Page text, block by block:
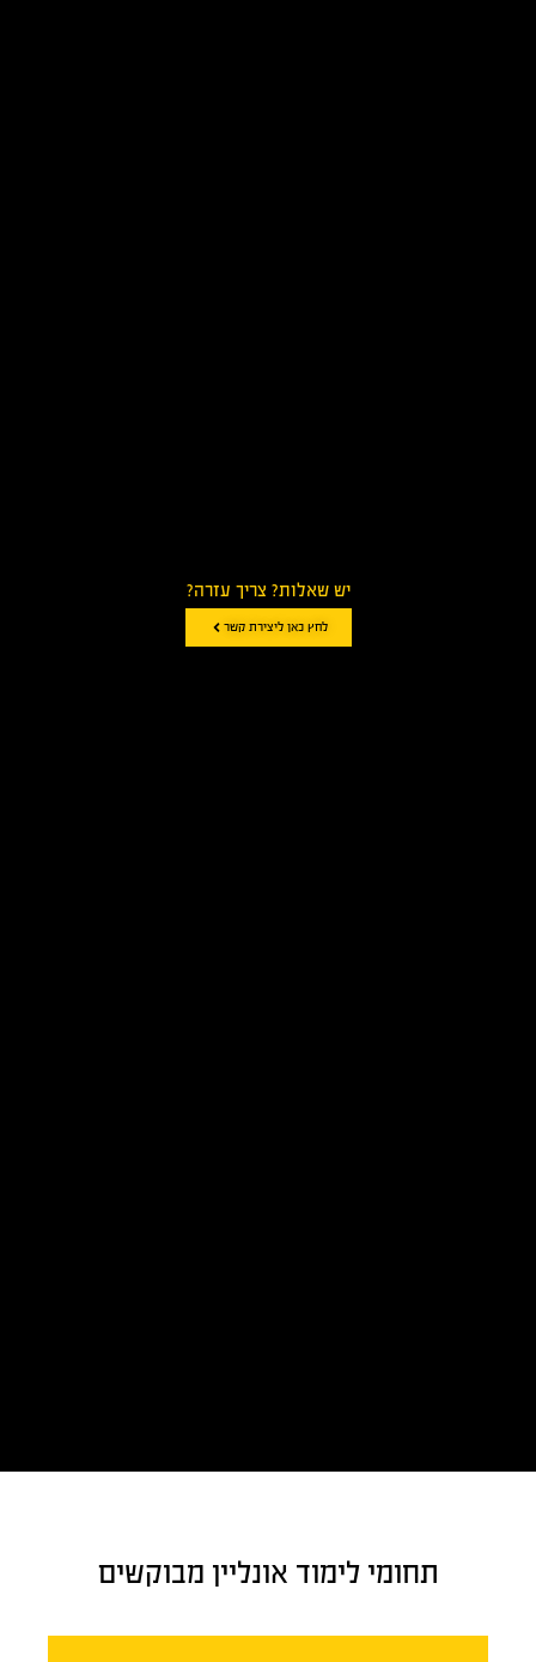
יש שאלות? צריך עזרה?
לחץ כאן ליצירת קשר
תחומי לימוד אונליין מבוקשים